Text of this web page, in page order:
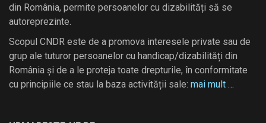
din România, permite persoanelor cu dizabilități să se
autoreprezinte.
Scopul CNDR este de a promova interesele private sau de
grup ale tuturor persoanelor cu handicap/dizabilități din
România și de a le proteja toate drepturile, în conformitate
cu principiile ce stau la baza activității sale: mai mult …